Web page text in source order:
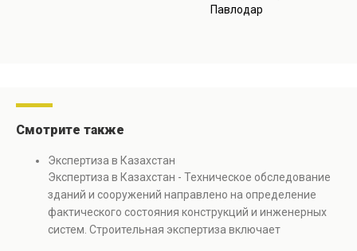
Павлодар
Смотрите также
Экспертиза в Казахстан
Экспертиза в Казахстан - Техническое обследование
зданий и сооружений направлено на определение
фактического состояния конструкций и инженерных
систем. Строительная экспертиза включает